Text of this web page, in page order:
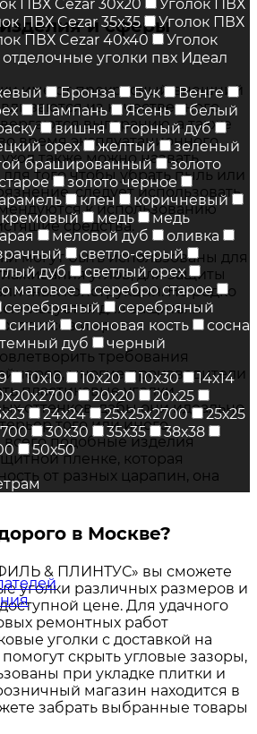
и сферы
имеют прекрасный внешний
из качественного
выгоранию, а также
время эксплуатационного
также можно назвать
того чтобы убрать пыль или
следует использовать
к использованию
средства.
могут быть использованы для
углов, для защиты
конструкций. Не редко
для защиты и
откосов и арок.
требования
многие производители
пластиковые уголки
оттенков, дабы они идеально
того или иного
подобные изделия
пленке, которая
от разных царапин, она
в Москве?
& ПЛИНТУС» вы сможете
уголки различных размеров и
цене. Для удачного
ремонтных работ
уголки с доставкой на
скрыть угловые зазоры,
при укладке плитки и
магазин находится в
забрать выбранные товары
ПВХ Cezar 30х20
Уголок ПВХ
ПВХ Cezar 35х35
Уголок ПВХ
ПВХ Cezar 40х40
Уголок
отделочные уголки пвх Идеал
Бронза Бук
Венге
Шампань Ясень
белый
вишня
горный дуб
орех желтый
зеленый
брашированный
золото
золото черное
клен
коричневый
кремовый медь
медь
меловой дуб
оливка
светло-серый
дуб
светлый орех
матовое
серебро старое
серебряный
серебряный
синий слоновая кость
сосна
темный дуб
черный
10х10 10х20 10х30
14х14
20х20
20х25
24х24 25x25x2700
25х25
30х30 35х35
38х38
50х50